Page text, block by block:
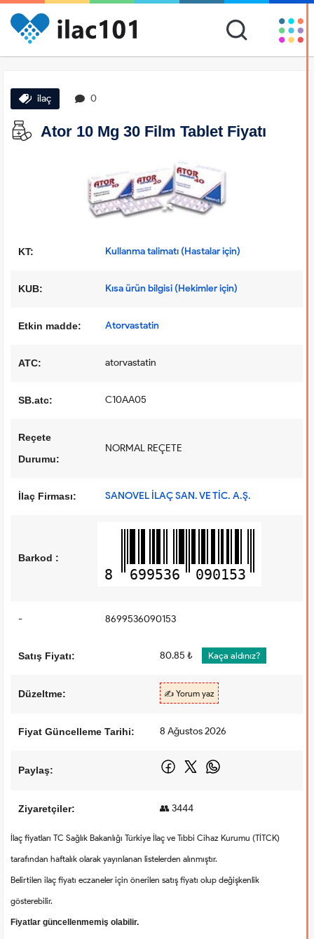
ilaç 0
Ator 10 Mg 30 Film Tablet Fiyatı
KT: Kullanma talimatı (Hastalar için)
KUB: Kısa ürün bilgisi (Hekimler için)
Etkin madde: Atorvastatin
ATC: atorvastatin
SB.atc: C10AA05
Reçete
Durumu:
NORMAL REÇETE
İlaç Firması: SANOVEL İLAÇ SAN. VE TİC. A.Ş.
Barkod :
8 699536 090153
- 8699536090153
Satış Fiyatı: 80.85 ₺ Kaça aldınız?
Düzeltme: ✍️ Yorum yaz
Fiyat Güncelleme Tarihi: 8 Ağustos 2026
Paylaş:
Ziyaretçiler: 👥 3444
İlaç fiyatları TC Sağlık Bakanlığı Türkiye İlaç ve Tıbbi Cihaz Kurumu (TİTCK)
tarafından haftalık olarak yayınlanan listelerden alınmıştır.
Belirtilen ilaç fiyatı eczaneler için önerilen satış fiyatı olup değişkenlik
gösterebilir.
Fiyatlar güncellenmemiş olabilir.